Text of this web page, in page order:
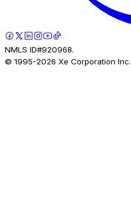
NMLS ID#920968.
© 1995-2026 Xe Corporation Inc.